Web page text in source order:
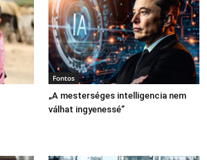
Fontos
„A mesterséges intelligencia nem
válhat ingyenessé”